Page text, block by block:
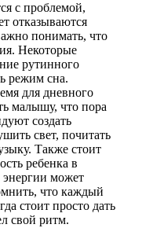
с проблемой,
отказываются
понимать, что
Некоторые
рутинного
режим сна.
для дневного
малышу, что пора
создать
свет, почитать
Также стоит
ребенка в
может
что каждый
стоит просто дать
свой ритм.